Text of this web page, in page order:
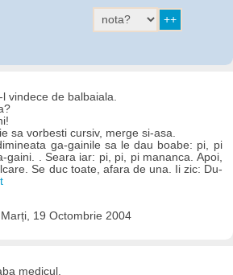
vindece de balbaiala.
sa vorbesti cursiv, merge si-asa.
ga-gainile sa le dau boabe: pi, pi
gaini. . Seara iar: pi, pi, pi mananca. Apoi,
Se duc toate, afara de una. Ii zic: Du-
Marți, 19 Octombrie 2004
medicul.